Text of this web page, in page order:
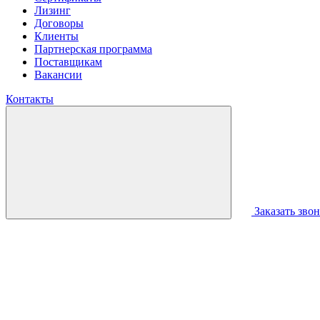
Лизинг
Договоры
Клиенты
Партнерская программа
Поставщикам
Вакансии
Контакты
Заказать